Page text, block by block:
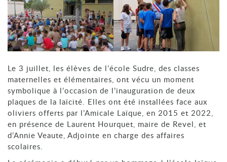
Le 3 juillet, les élèves de l’école Sudre, des classes
maternelles et élémentaires, ont vécu un moment
symbolique à l’occasion de l’inauguration de deux
plaques de la laïcité. Elles ont été installées face aux
oliviers offerts par l’Amicale Laïque, en 2015 et 2022,
en présence de Laurent Hourquet, maire de Revel, et
d’Annie Veaute, Adjointe en charge des affaires
scolaires.